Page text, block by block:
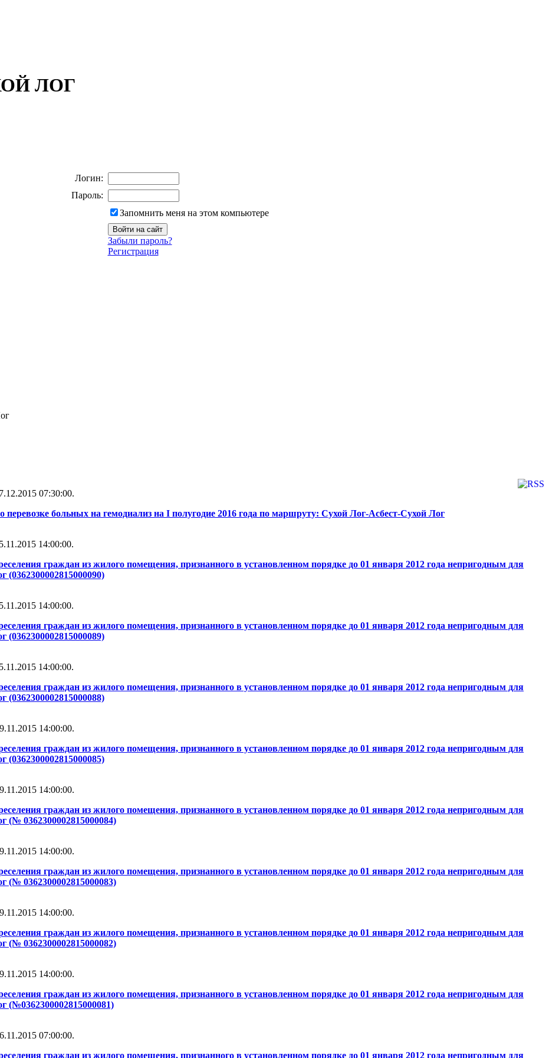
ЛОГ
Логин:
Пароль:
Запомнить меня на этом компьютере
Забыли пароль?
Регистрация
07:30:00.
перевозке больных на гемодиализ на I полугодие 2016 года по маршруту: Сухой Лог-Асбест-Сухой Лог
14:00:00.
граждан из жилого помещения, признанного в установленном порядке до 01 января 2012 года непригодным для
(0362300002815000090)
14:00:00.
граждан из жилого помещения, признанного в установленном порядке до 01 января 2012 года непригодным для
(0362300002815000089)
14:00:00.
граждан из жилого помещения, признанного в установленном порядке до 01 января 2012 года непригодным для
(0362300002815000088)
14:00:00.
граждан из жилого помещения, признанного в установленном порядке до 01 января 2012 года непригодным для
(0362300002815000085)
14:00:00.
граждан из жилого помещения, признанного в установленном порядке до 01 января 2012 года непригодным для
(№ 0362300002815000084)
14:00:00.
граждан из жилого помещения, признанного в установленном порядке до 01 января 2012 года непригодным для
(№ 0362300002815000083)
14:00:00.
граждан из жилого помещения, признанного в установленном порядке до 01 января 2012 года непригодным для
(№ 0362300002815000082)
14:00:00.
граждан из жилого помещения, признанного в установленном порядке до 01 января 2012 года непригодным для
(№0362300002815000081)
07:00:00.
граждан из жилого помещения, признанного в установленном порядке до 01 января 2012 года непригодным для